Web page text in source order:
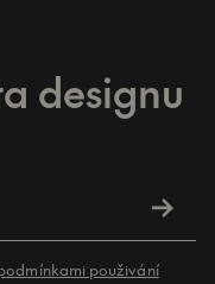
designu
použivání